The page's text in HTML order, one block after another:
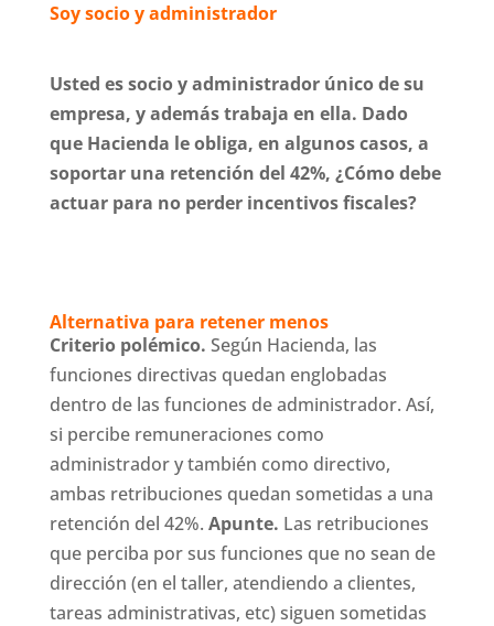
Soy socio y administrador
Usted es socio y administrador único de su
empresa, y además trabaja en ella. Dado
que Hacienda le obliga, en algunos casos, a
soportar una retención del 42%, ¿Cómo debe
actuar para no perder incentivos fiscales?
Alternativa para retener menos
Criterio polémico. Según Hacienda, las
funciones directivas quedan englobadas
dentro de las funciones de administrador. Así,
si percibe remuneraciones como
administrador y también como directivo,
ambas retribuciones quedan sometidas a una
retención del 42%. Apunte. Las retribuciones
que perciba por sus funciones que no sean de
dirección (en el taller, atendiendo a clientes,
tareas administrativas, etc) siguen sometidas